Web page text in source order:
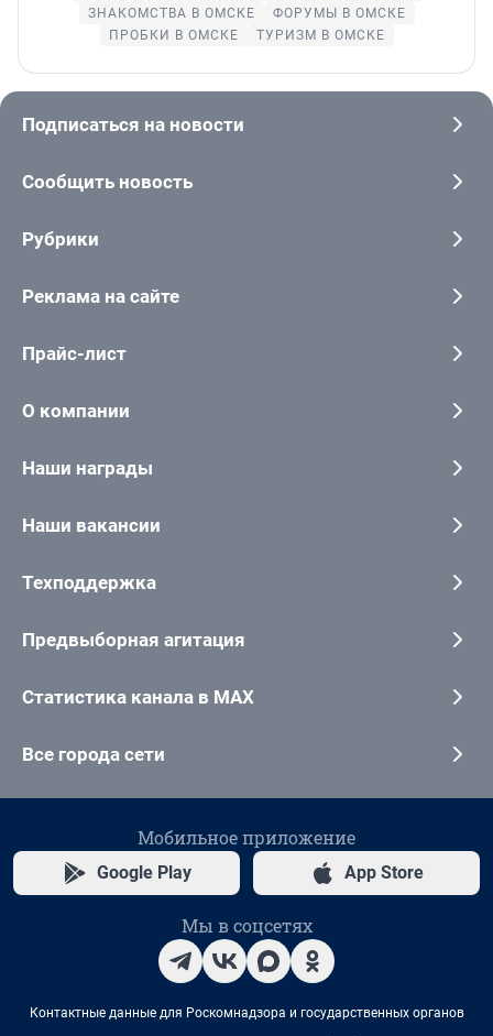
ЗНАКОМСТВА В ОМСКЕ
ФОРУМЫ В ОМСКЕ
ПРОБКИ В ОМСКЕ
ТУРИЗМ В ОМСКЕ
Подписаться на новости
Сообщить новость
Рубрики
Реклама на сайте
Прайс-лист
О компании
Наши награды
Наши вакансии
Техподдержка
Предвыборная агитация
Статистика канала в MAX
Все города сети
Мобильное приложение
Google Play App Store
Мы в соцсетях
Контактные данные для Роскомнадзора и государственных органов